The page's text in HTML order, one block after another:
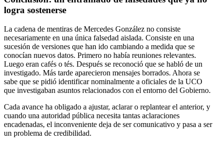
logra sostenerse
La cadena de mentiras de Mercedes González no consiste
necesariamente en una única falsedad aislada. Consiste en una
sucesión de versiones que han ido cambiando a medida que se
conocían nuevos datos. Primero no había reuniones relevantes.
Luego eran cafés o tés. Después se reconoció que se habló de un
investigado. Más tarde aparecieron mensajes borrados. Ahora se
sabe que se pidió identificar nominalmente a oficiales de la UCO
que investigaban asuntos relacionados con el entorno del Gobierno.
Cada avance ha obligado a ajustar, aclarar o replantear el anterior, y
cuando una autoridad pública necesita tantas aclaraciones
encadenadas, el inconveniente deja de ser comunicativo y pasa a ser
un problema de credibilidad.